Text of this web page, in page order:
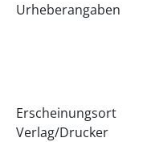
Urheberangaben
Erscheinungsort
Verlag/Drucker